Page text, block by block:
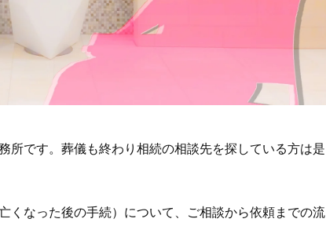
所です。葬儀も終わり相続の相談先を探している方は是
くなった後の手続）について、ご相談から依頼までの流